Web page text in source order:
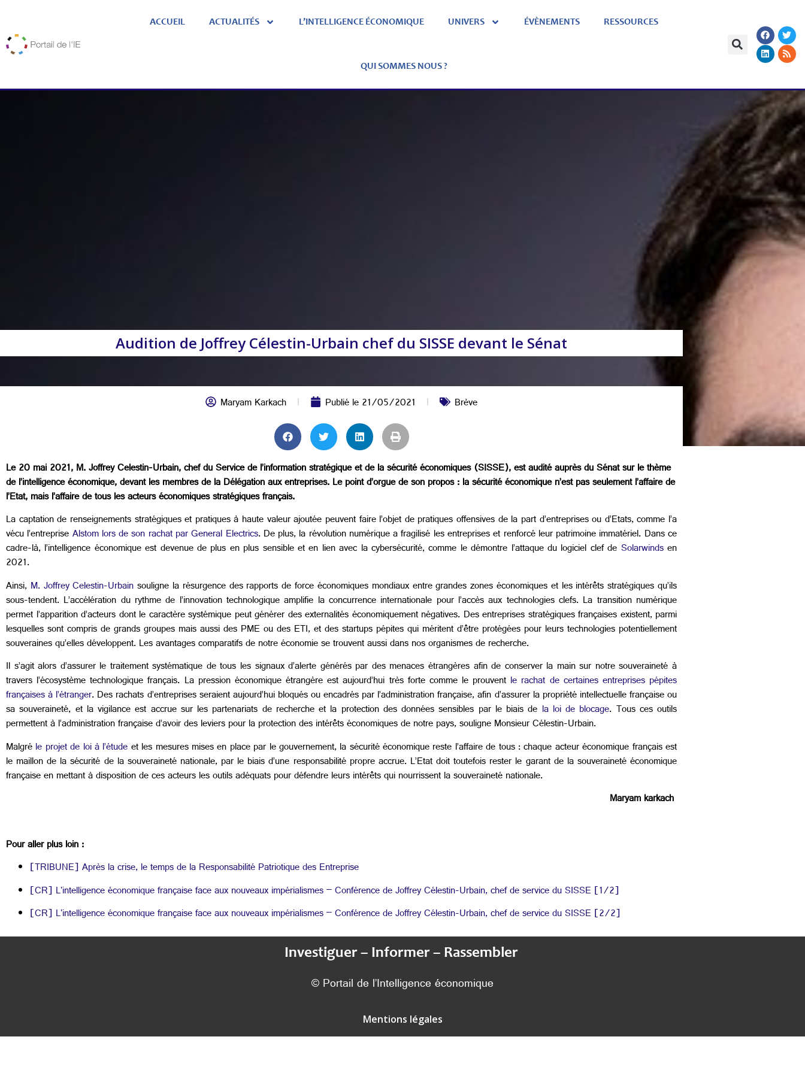
ACCUEIL ACTUALITÉS L’INTELLIGENCE ÉCONOMIQUE UNIVERS ÉVÈNEMENTS RESSOURCES
QUI SOMMES NOUS ?
Audition de Joffrey Célestin-Urbain chef du SISSE devant le Sénat
Maryam Karkach Publié le21/05/2021 Brève
Le 20 mai 2021, M. Joffrey Celestin-Urbain, chef du Service de l’information stratégique et de la sécurité économiques (SISSE), est audité auprès du Sénat sur le thème
de l’intelligence économique, devant les membres de la Délégation aux entreprises. Le point d’orgue de son propos : la sécurité économique n’est pas seulement l’affaire de
l’Etat, mais l’affaire de tous les acteurs économiques stratégiques français.
La captation de renseignements stratégiques et pratiques à haute valeur ajoutée peuvent faire l’objet de pratiques offensives de la part d’entreprises ou d’Etats, comme l’a
vécu l’entrepriseAlstom lors de son rachat par General Electrics. De plus, la révolution numérique a fragilisé les entreprises et renforcé leur patrimoine immatériel. Dans ce
cadre-là, l’intelligence économique est devenue de plus en plus sensible et en lien avec la cybersécurité, comme le démontre l’attaque du logiciel clef de Solarwindsen
2021.
Ainsi, M. Joffrey Celestin-Urbainsouligne la résurgence des rapports de force économiques mondiaux entre grandes zones économiques et les intérêts stratégiques qu’ils
sous-tendent. L’accélération du rythme de l’innovation technologique amplifie la concurrence internationale pour l’accès aux technologies clefs. La transition numérique
permet l’apparition d’acteurs dont le caractère systémique peut générer des externalités économiquement négatives. Des entreprises stratégiques françaises existent, parmi
lesquelles sont compris de grands groupes mais aussi des PME ou des ETI, et des startups pépites qui méritent d’être protégées pour leurs technologies potentiellement
souveraines qu’elles développent. Les avantages comparatifs de notre économie se trouvent aussi dans nos organismes de recherche.
Il s’agit alors d’assurer le traitement systématique de tous les signaux d’alerte générés par des menaces étrangères afin de conserver la main sur notre souveraineté à
travers l’écosystème technologique français. La pression économique étrangère est aujourd’hui très forte comme le prouvent le rachat de certaines entreprises pépites
françaises à l’étranger. Des rachats d’entreprises seraient aujourd’hui bloqués ou encadrés par l’administration française, afin d’assurer la propriété intellectuelle française ou
sa souveraineté, et la vigilance est accrue sur les partenariats de recherche et la protection des données sensibles par le biais de la loi de blocage. Tous ces outils
permettent à l’administration française d’avoir des leviers pour la protection des intérêts économiques de notre pays, souligne Monsieur Célestin-Urbain.
Malgréle projet de loi à l’étudeet les mesures mises en place par le gouvernement, la sécurité économique reste l’affaire de tous : chaque acteur économique français est
le maillon de la sécurité de la souveraineté nationale, par le biais d’une responsabilité propre accrue. L’Etat doit toutefois rester le garant de la souveraineté économique
française en mettant à disposition de ces acteurs les outils adéquats pour défendre leurs intérêts qui nourrissent la souveraineté nationale.
Maryam karkach
Pour aller plus loin :
[TRIBUNE] Après la crise, le temps de la Responsabilité Patriotique des Entreprise
[CR] L'intelligence économique française face aux nouveaux impérialismes – Conférence de Joffrey Célestin-Urbain, chef de service du SISSE [1/2]
[CR] L'intelligence économique française face aux nouveaux impérialismes – Conférence de Joffrey Célestin-Urbain, chef de service du SISSE [2/2]
Investiguer – Informer – Rassembler
© Portail de l’Intelligence économique
Mentions légales